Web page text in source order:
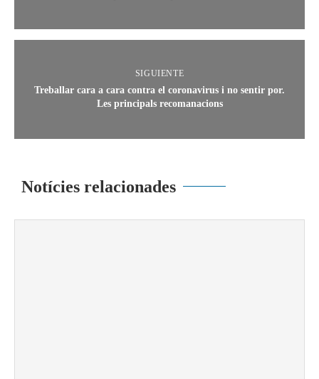
SIGUIENTE
Treballar cara a cara contra el coronavirus i no sentir por.
Les principals recomanacions
Notícies relacionades